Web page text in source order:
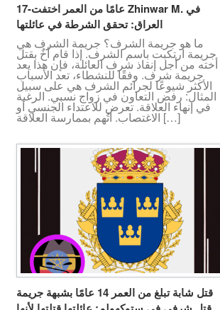
17-عامًا من العمر اختفت Zhinwar M. في
العراق: تحقق الشرطة في عائلتها
ما هو جريمة الشرف؟ جريمة الشرف هي
جريمة ارتكبت باسم الشرف. إذا قام أخٌ بقتل
أخته من أجل إنقاذ شرف العائلة، فإن هذا يعد
جريمة شرف. وفقًا للنشطاء، تعد الأسباب
الأكثر شيوعًا لجرائم الشرف هي على سبيل
المثال: رفض التعاون في زواج نسبي. الرغبة
في إنهاء العلاقة. تعرض للاعتداء الجنسي أو
الاغتصاب. اتُهم بممارسة العلاقة […]
قتل شابة تبلغ من العمر 14 عامًا بشبهة جريمة